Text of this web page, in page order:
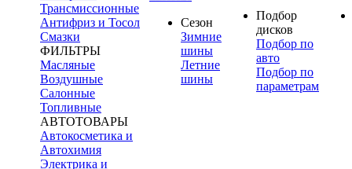
Трансмиссионные
Антифриз и Тосол
Смазки
ФИЛЬТРЫ
Масляные
Воздушные
Салонные
Топливные
АВТОТОВАРЫ
Автокосметика и
Автохимия
Электрика и
Сезон
Зимние
шины
Летние
шины
Подбор
дисков
Подбор по
авто
Подбор по
параметрам